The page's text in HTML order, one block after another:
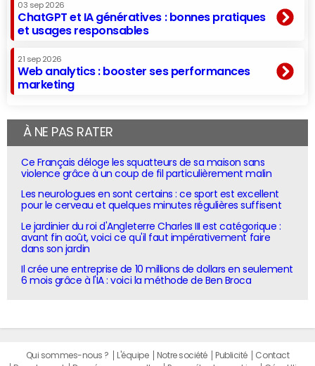
03 sep 2026
ChatGPT et IA génératives : bonnes pratiques
et usages responsables
21 sep 2026
Web analytics : booster ses performances
marketing
À NE PAS RATER
Ce Français déloge les squatteurs de sa maison sans
violence grâce à un coup de fil particulièrement malin
Les neurologues en sont certains : ce sport est excellent
pour le cerveau et quelques minutes régulières suffisent
Le jardinier du roi d'Angleterre Charles III est catégorique :
avant fin août, voici ce qu'il faut impérativement faire
dans son jardin
Il crée une entreprise de 10 millions de dollars en seulement
6 mois grâce à l'IA : voici la méthode de Ben Broca
Qui sommes-nous ? L'équipe Notre société Publicité
Contact